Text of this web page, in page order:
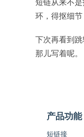
环，得抠细
下次再看到
那儿写着呢。
产品功能
短链接